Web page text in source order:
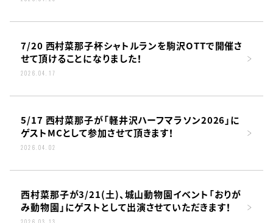
7/20 西村菜那子杯シャトルランを駒沢OTTで開催さ
せて頂けることになりました！
2026.04.17
5/17 西村菜那子が「軽井沢ハーフマラソン2026」に
ゲストMCとして参加させて頂きます！
2026.04.02
西村菜那子が3/21(土)、城山動物園イベント「おりが
み動物園」にゲストとして出演させていただきます！